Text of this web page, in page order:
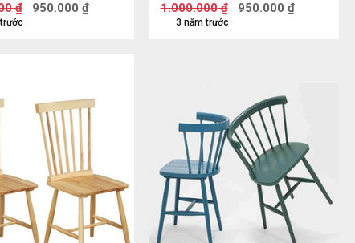
₫ 950.000 ₫
3 năm trước
1.000.000₫ 950.000 ₫